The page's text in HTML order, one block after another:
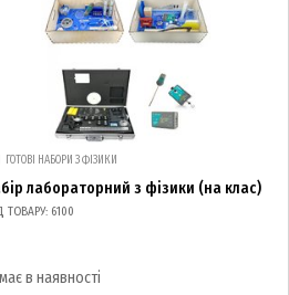
ГОТОВІ НАБОРИ З ФІЗИКИ
лабораторний з фізики (на клас)
ТОВАРУ: 6100
в наявності